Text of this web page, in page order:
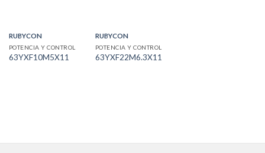
RUBYCON
POTENCIA Y CONTROL
63YXF10M5X11
RUBYCON
POTENCIA Y CONTROL
63YXF22M6.3X11